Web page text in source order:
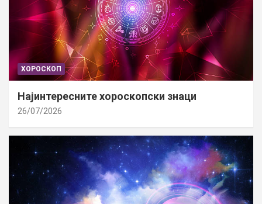
ХОРОСКОП
Најинтересните хороскопски знаци
26/07/2026